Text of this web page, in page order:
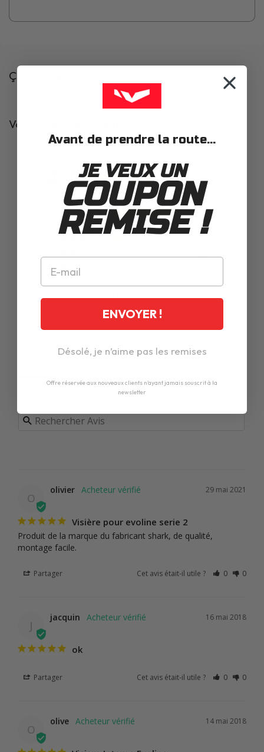
Ça pourrait t'intéresser
Vos avis sur ce produit
4,7 Basé sur 7 avis
0
O
29 mai 2021
olivier
Visière pour evoline serie 2
Produit de la marque du fabricant shark, de qualité,
montage facile.
Partager Cet avis était-il utile ? 0 0
J
16 mai 2018
jacquin
ok
Partager Cet avis était-il utile ? 0 0
O
14 mai 2018
olive
Avant de prendre la route...
JE VEUX UN
COUPON
REMISE !
ENVOYER !
Désolé, je n’aime pas les remises
Offre réservée aux nouveaux clients n'ayant jamais souscrit à la
newsletter